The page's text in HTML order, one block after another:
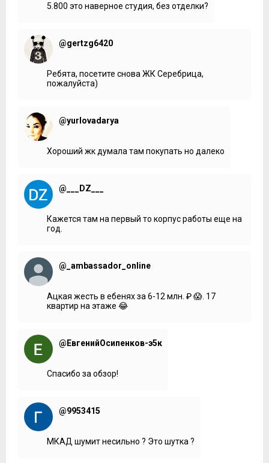
5.800 это наверное студия, без отделки?
@gertzg6420
Ребята, посетите снова ЖК Серебрица,
пожалуйста)
@yurlovadarya
Хороший жк думала там покупать но далеко
@___DZ___
Кажется там на первый то корпус работы еще на
год.
@_ambassador_online
Ацкая жесть в ебенях за 6-12 млн. ₽ 😱. 17
квартир на этаже 😂
@ЕвгенийОсипенков-э5к
Спасибо за обзор!
@9953415
МКАД шумит несильно ? Это шутка ?